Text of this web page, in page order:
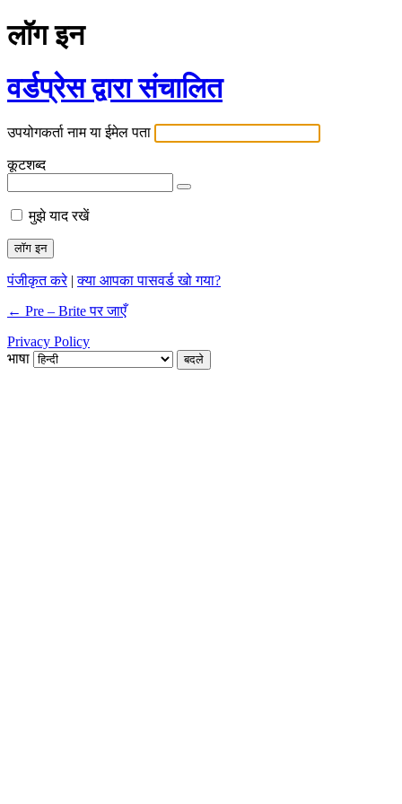
लॉग इन
वर्डप्रेस द्वारा संचालित
उपयोगकर्ता नाम या ईमेल पता
कूटशब्द
मुझे याद रखें
पंजीकृत करे|क्या आपका पासवर्ड खो गया?
← Pre – Brite पर जाएँ
Privacy Policy
भाषा